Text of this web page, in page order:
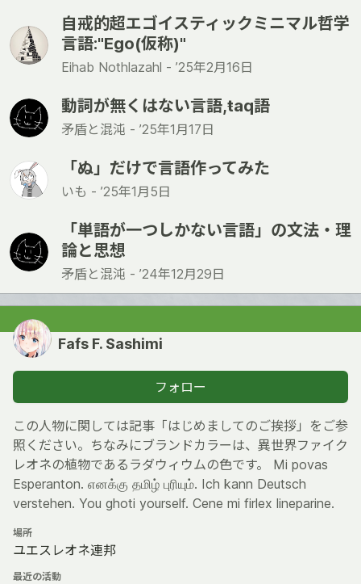
自戒的超エゴイスティックミニマル哲学
言語:"Ego(仮称)"
Eihab Nothlazahl - ’25年2月16日
動詞が無くはない言語,ŧaq語
矛盾と混沌 - ’25年1月17日
「ぬ」だけで言語作ってみた
いも - ’25年1月5日
「単語が一つしかない言語」の文法・理
論と思想
矛盾と混沌 - ’24年12月29日
Fafs F. Sashimi
フォロー
この人物に関しては記事「はじめましてのご挨拶」をご参
照ください。ちなみにブランドカラーは、異世界ファイク
レオネの植物であるラダウィウムの色です。 Mi povas
Esperanton. எனக்கு தமிழ் புரியும். Ich kann Deutsch
verstehen. You ghoti yourself. Cene mi firlex lineparine.
場所
ユエスレオネ連邦
最近の活動